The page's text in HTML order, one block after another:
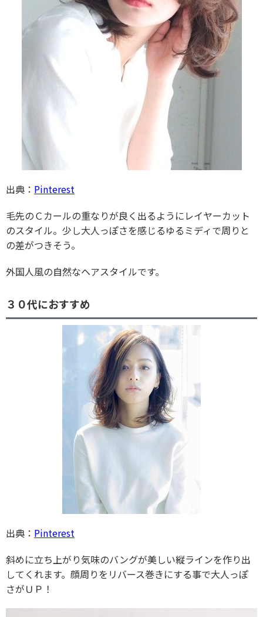
出典： Pinterest
毛先のＣカールの重なりが良く出るようにレイヤーカット
のスタイル。少し大人っぽさを感じるゆるミディで周りと
の差がつきそう。
外国人風の自然なヘアスタイルです。
３０代におすすめ
出典： Pinterest
斜めに立ち上がり気味のバングが美しい縦ラインを作り出
してくれます。顔周りをリバース巻きにする事で大人っぽ
さがＵＰ！